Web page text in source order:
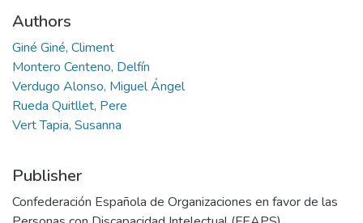
Authors
Giné Giné, Climent
Montero Centeno, Delfín
Verdugo Alonso, Miguel Ángel
Rueda Quitllet, Pere
Vert Tapia, Susanna
Publisher
Confederación Española de Organizaciones en favor de las